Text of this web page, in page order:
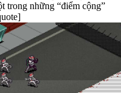
trong những “điểm cộng”